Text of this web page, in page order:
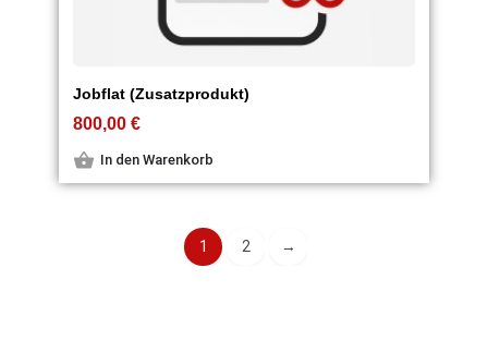
Jobflat (Zusatzprodukt)
800,00€
In den Warenkorb
1 2 →